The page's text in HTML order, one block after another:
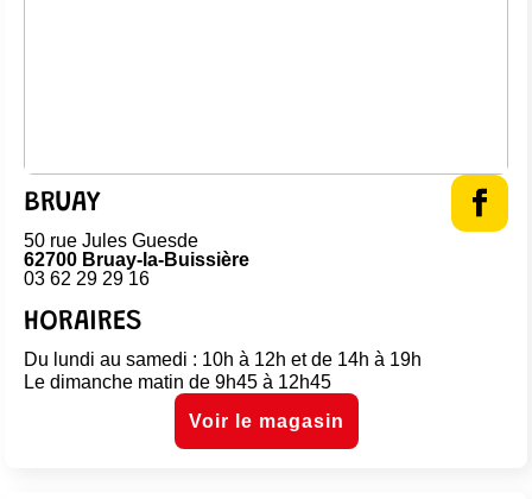
BRUAY
50 rue Jules Guesde
62700 Bruay-la-Buissière
03 62 29 29 16
HORAIRES
Du lundi au samedi : 10h à 12h et de 14h à 19h
Le dimanche matin de 9h45 à 12h45
Voir le magasin